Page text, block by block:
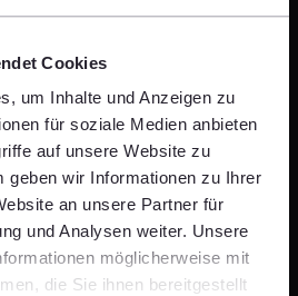
Cookies
um Inhalte und Anzeigen zu
für soziale Medien anbieten
auf unsere Website zu
geben wir Informationen zu Ihrer
an unsere Partner für
und Analysen weiter. Unsere
möglicherweise mit
die Sie ihnen bereitgestellt
Transkripts
Podcast, Episode 34 -
und Korruption,